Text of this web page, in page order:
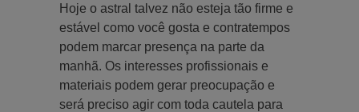
Hoje o astral talvez não esteja tão firme e
estável como você gosta e contratempos
podem marcar presença na parte da
manhã. Os interesses profissionais e
materiais podem gerar preocupação e
será preciso agir com toda cautela para